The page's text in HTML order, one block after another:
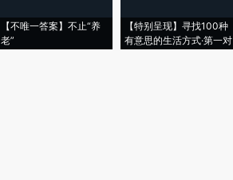
【不唯一答案】不止“养
老”
【特别呈现】寻找100种
有意思的生活方式·第一对